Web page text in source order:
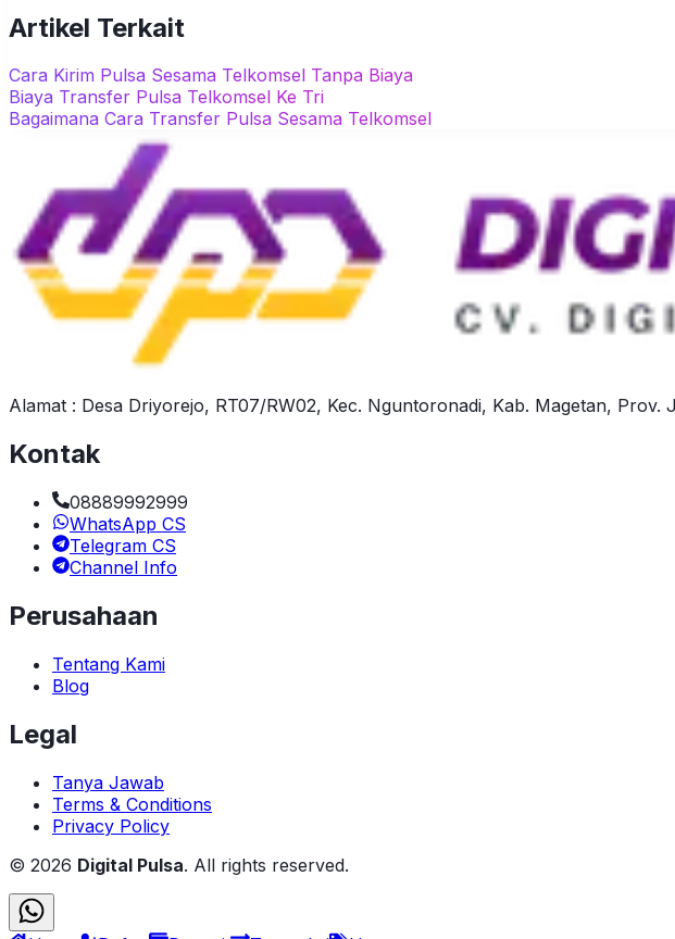
Artikel Terkait
Cara Kirim Pulsa Sesama Telkomsel Tanpa Biaya
Biaya Transfer Pulsa Telkomsel Ke Tri
Bagaimana Cara Transfer Pulsa Sesama Telkomsel
Alamat : Desa Driyorejo, RT07/RW02, Kec. Nguntoronadi, Kab. Magetan, Prov.
Kontak
08889992999
WhatsApp CS
Telegram CS
Channel Info
Perusahaan
Tentang Kami
Blog
Legal
Tanya Jawab
Terms & Conditions
Privacy Policy
© 2026 Digital Pulsa. All rights reserved.